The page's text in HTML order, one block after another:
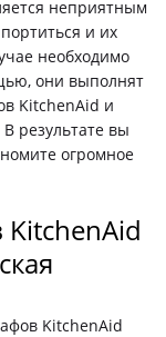
неприятным
и их
необходимо
они выполнят
KitchenAid и
результате вы
огромное
KitchenAid